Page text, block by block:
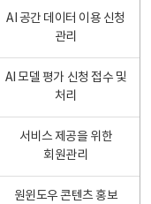
AI 공간 데이터 이용 신청
관리
AI 모델 평가 신청 접수 및
처리
서비스 제공을 위한
회원관리
원윈도우 콘텐츠 홍보